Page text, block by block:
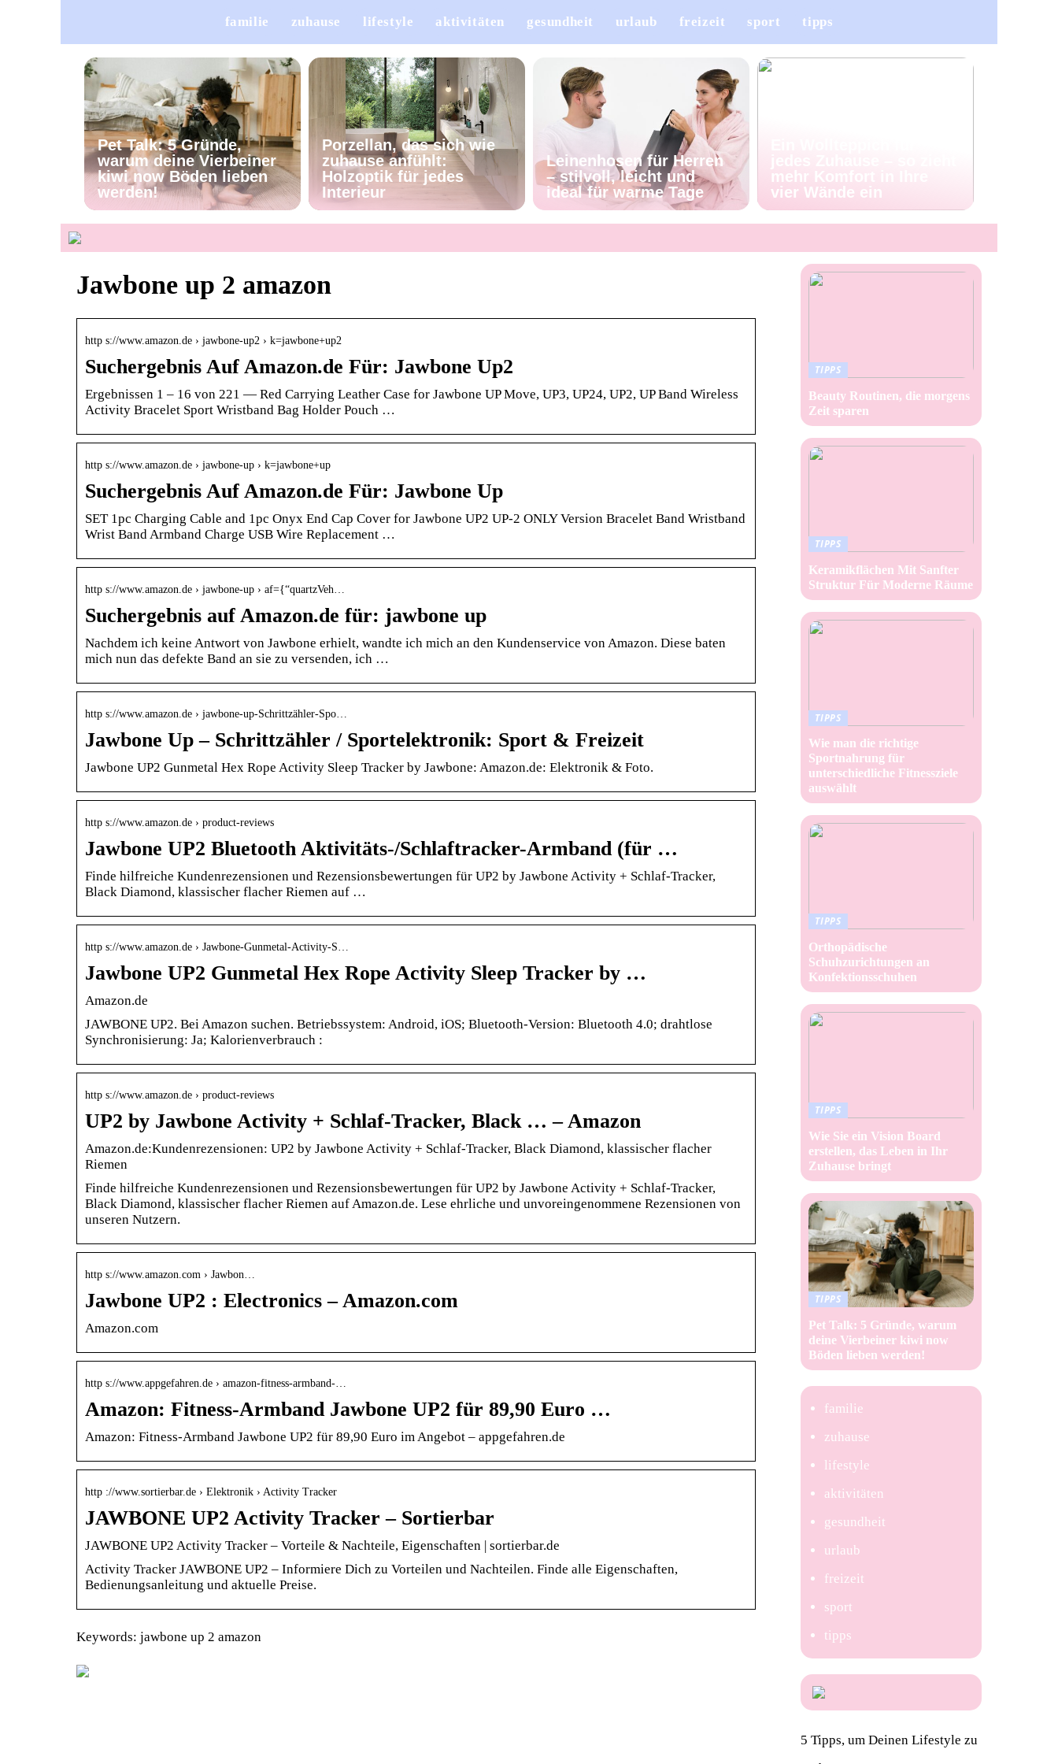
familie zuhause lifestyle aktivitäten gesundheit urlaub freizeit sport tipps
Pet Talk: 5 Gründe,
warum deine Vierbeiner
kiwi now Böden lieben
werden!
Porzellan, das sich wie
zuhause anfühlt:
Holzoptik für jedes
Interieur
Leinenhosen für Herren
– stilvoll, leicht und
ideal für warme Tage
mehr Komfort in Ihre
vier Wände ein
Jawbone up 2 amazon
http s://www.amazon.de › jawbone-up2 › k=jawbone+up2
Suchergebnis Auf Amazon.de Für: Jawbone Up2
Ergebnissen 1 – 16 von 221 — Red Carrying Leather Case for Jawbone UP Move, UP3, UP24, UP2, UP Band Wireless
Activity Bracelet Sport Wristband Bag Holder Pouch …
http s://www.amazon.de › jawbone-up › k=jawbone+up
Suchergebnis Auf Amazon.de Für: Jawbone Up
SET 1pc Charging Cable and 1pc Onyx End Cap Cover for Jawbone UP2 UP-2 ONLY Version Bracelet Band Wristband
Wrist Band Armband Charge USB Wire Replacement …
http s://www.amazon.de › jawbone-up › af={“quartzVeh…
Suchergebnis auf Amazon.de für: jawbone up
Nachdem ich keine Antwort von Jawbone erhielt, wandte ich mich an den Kundenservice von Amazon. Diese baten
mich nun das defekte Band an sie zu versenden, ich …
http s://www.amazon.de › jawbone-up-Schrittzähler-Spo…
Jawbone Up – Schrittzähler / Sportelektronik: Sport & Freizeit
Jawbone UP2 Gunmetal Hex Rope Activity Sleep Tracker by Jawbone: Amazon.de: Elektronik & Foto.
http s://www.amazon.de › product-reviews
Jawbone UP2 Bluetooth Aktivitäts-/Schlaftracker-Armband (für …
Finde hilfreiche Kundenrezensionen und Rezensionsbewertungen für UP2 by Jawbone Activity + Schlaf-Tracker,
Black Diamond, klassischer flacher Riemen auf …
http s://www.amazon.de › Jawbone-Gunmetal-Activity-S…
Jawbone UP2 Gunmetal Hex Rope Activity Sleep Tracker by …
Amazon.de
JAWBONE UP2. Bei Amazon suchen. Betriebssystem: Android, iOS; Bluetooth-Version: Bluetooth 4.0; drahtlose
Synchronisierung: Ja; Kalorienverbrauch :
http s://www.amazon.de › product-reviews
UP2 by Jawbone Activity + Schlaf-Tracker, Black … – Amazon
Amazon.de:Kundenrezensionen: UP2 by Jawbone Activity + Schlaf-Tracker, Black Diamond, klassischer flacher
Riemen
Finde hilfreiche Kundenrezensionen und Rezensionsbewertungen für UP2 by Jawbone Activity + Schlaf-Tracker,
Black Diamond, klassischer flacher Riemen auf Amazon.de. Lese ehrliche und unvoreingenommene Rezensionen von
unseren Nutzern.
http s://www.amazon.com › Jawbon…
Jawbone UP2 : Electronics – Amazon.com
Amazon.com
http s://www.appgefahren.de › amazon-fitness-armband-…
Amazon: Fitness-Armband Jawbone UP2 für 89,90 Euro …
Amazon: Fitness-Armband Jawbone UP2 für 89,90 Euro im Angebot – appgefahren.de
http ://www.sortierbar.de › Elektronik › Activity Tracker
JAWBONE UP2 Activity Tracker – Sortierbar
JAWBONE UP2 Activity Tracker – Vorteile & Nachteile, Eigenschaften | sortierbar.de
Activity Tracker JAWBONE UP2 – Informiere Dich zu Vorteilen und Nachteilen. Finde alle Eigenschaften,
Bedienungsanleitung und aktuelle Preise.
Keywords: jawbone up 2 amazon
TIPPS
Beauty Routinen, die morgens
Zeit sparen
TIPPS
Keramikflächen Mit Sanfter
Struktur Für Moderne Räume
TIPPS
Wie man die richtige
Sportnahrung für
unterschiedliche Fitnessziele
auswählt
TIPPS
Orthopädische
Schuhzurichtungen an
Konfektionsschuhen
TIPPS
Wie Sie ein Vision Board
erstellen, das Leben in Ihr
Zuhause bringt
TIPPS
Pet Talk: 5 Gründe, warum
deine Vierbeiner kiwi now
Böden lieben werden!
familie
zuhause
lifestyle
aktivitäten
gesundheit
urlaub
freizeit
sport
tipps
5 Tipps, um Deinen Lifestyle zu